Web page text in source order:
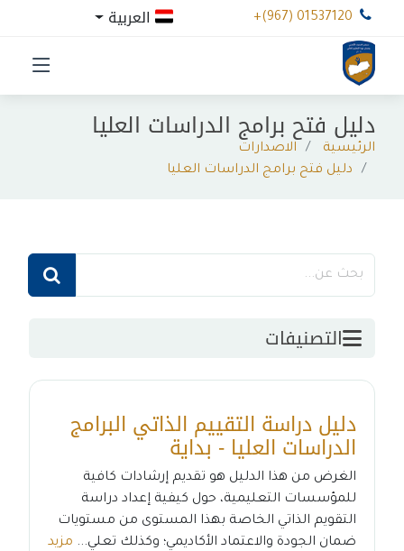
+(967) 01537120
دليل فتح برامج الدراسات العليا
الرئيسية
الاصدارات
دليل فتح برامج الدراسات العليا
التصنيفات
دليل دراسة التقييم الذاتي البرامج
الدراسات العليا - بداية
الغرض من هذا الدليل هو تقديم إرشادات كافية
للمؤسسات التعليمية، حول كيفية إعداد دراسة
التقويم الذاتي الخاصة بهذا المستوى من مستويات
ضمان الجودة والاعتماد الأكاديمي؛ وكذلك تعلي... مزيد